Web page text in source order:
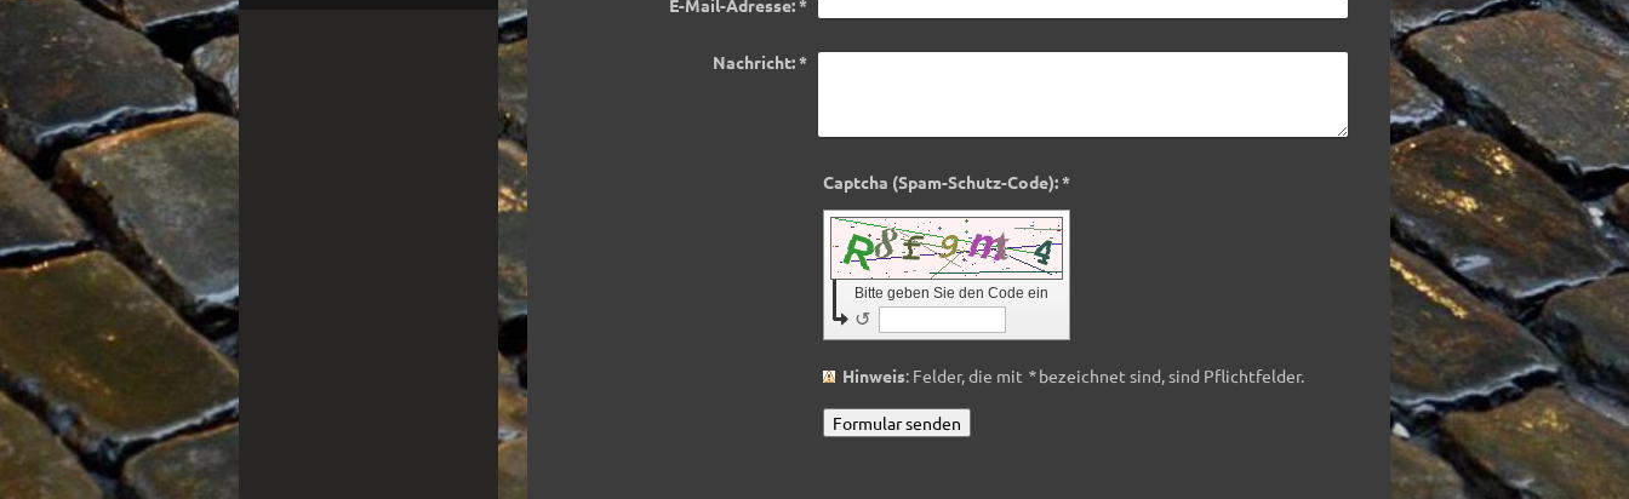
Nachricht:*
Captcha (Spam-Schutz-Code): *
Bitte geben Sie den Code ein
↺
Hinweis : Felder, die mit *bezeichnet sind, sind Pflichtfelder.